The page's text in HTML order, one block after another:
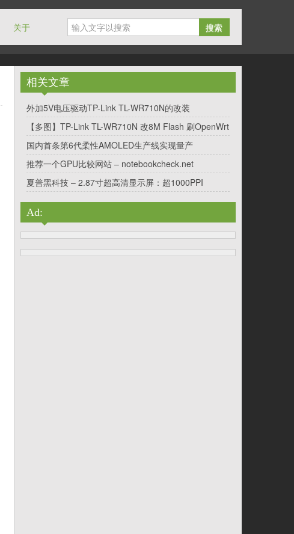
关于 搜索
相关文章
外加5V电压驱动TP-Link TL-WR710N的改装
【多图】TP-Link TL-WR710N 改8M Flash 刷OpenWrt
国内首条第6代柔性AMOLED生产线实现量产
推荐一个GPU比较网站 – notebookcheck.net
夏普黑科技 – 2.87寸超高清显示屏：超1000PPI
Ad: